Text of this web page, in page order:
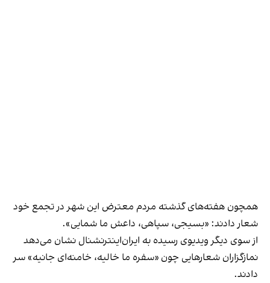
همچون هفته‌های گذشته مردم معترض این شهر در تجمع خود
شعار دادند: «بسیجی، سپاهی، داعش ما شمایی».
از سوی دیگر ویدیوی رسیده به ایران‌اینترنشنال نشان می‌دهد
نمازگزاران شعارهایی چون «سفره ما خالیه، خامنه‌ای جانیه» سر
دادند.